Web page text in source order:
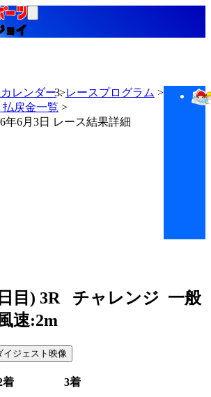
ョイ
レンダー
レースプログラム
戻金一覧
年6月3日 レース結果詳細
目) 3R チャレンジ 一般
速:2m
イジェスト映像
着 3着